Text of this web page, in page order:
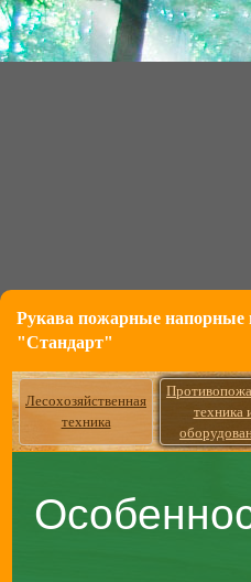
Рукава пожарные напорные
"Стандарт"
Лесохозяйственная
техника
техника